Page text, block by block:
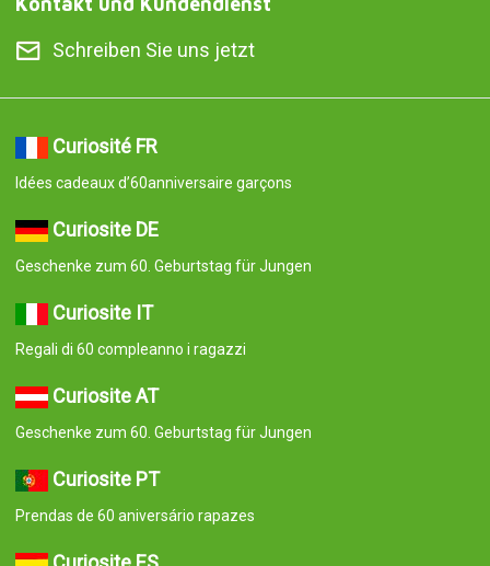
Schreiben Sie uns jetzt
Curiosité FR
Idées cadeaux d’60anniversaire garçons
Curiosite DE
Geschenke zum 60. Geburtstag für Jungen
Curiosite IT
Regali di 60 compleanno i ragazzi
Curiosite AT
Geschenke zum 60. Geburtstag für Jungen
Curiosite PT
Prendas de 60 aniversário rapazes